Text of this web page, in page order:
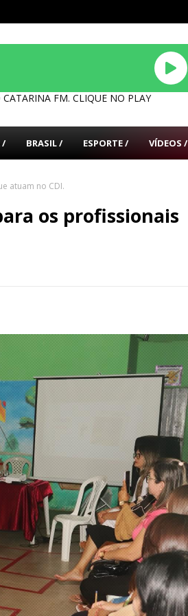
CATARINA FM. CLIQUE NO PLAY
/ BRASIL / ESPORTE / VÍDEOS /
atuam no CDI.
os profissionais